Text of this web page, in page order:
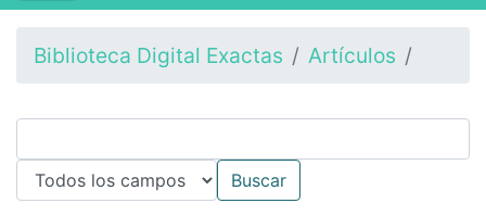
Biblioteca Digital Exactas Artículos